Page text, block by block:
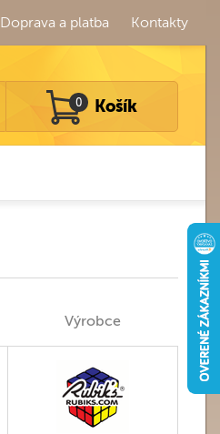
Doprava a platba Kontakty
0 Košík
Výrobce